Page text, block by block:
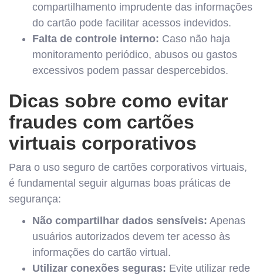
compartilhamento imprudente das informações
do cartão pode facilitar acessos indevidos.
Falta de controle interno: Caso não haja
monitoramento periódico, abusos ou gastos
excessivos podem passar despercebidos.
Dicas sobre como evitar
fraudes com cartões
virtuais corporativos
Para o uso seguro de cartões corporativos virtuais,
é fundamental seguir algumas boas práticas de
segurança:
Não compartilhar dados sensíveis: Apenas
usuários autorizados devem ter acesso às
informações do cartão virtual.
Utilizar conexões seguras: Evite utilizar rede